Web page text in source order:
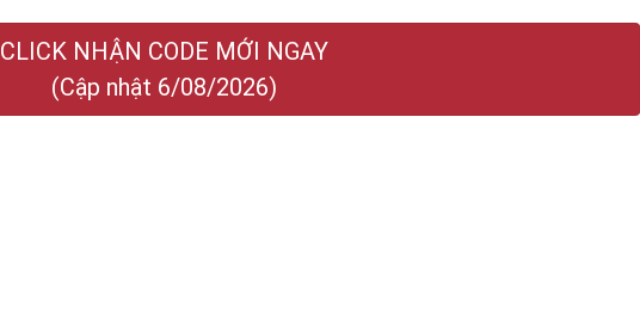
CLICK NHẬN CODE MỚI NGAY
(Cập nhật 6/08/2026)